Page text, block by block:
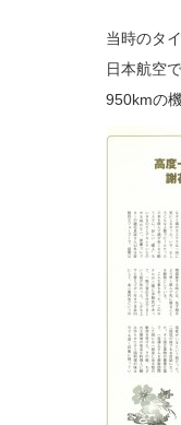
当時のタ
日本航空
950kmの